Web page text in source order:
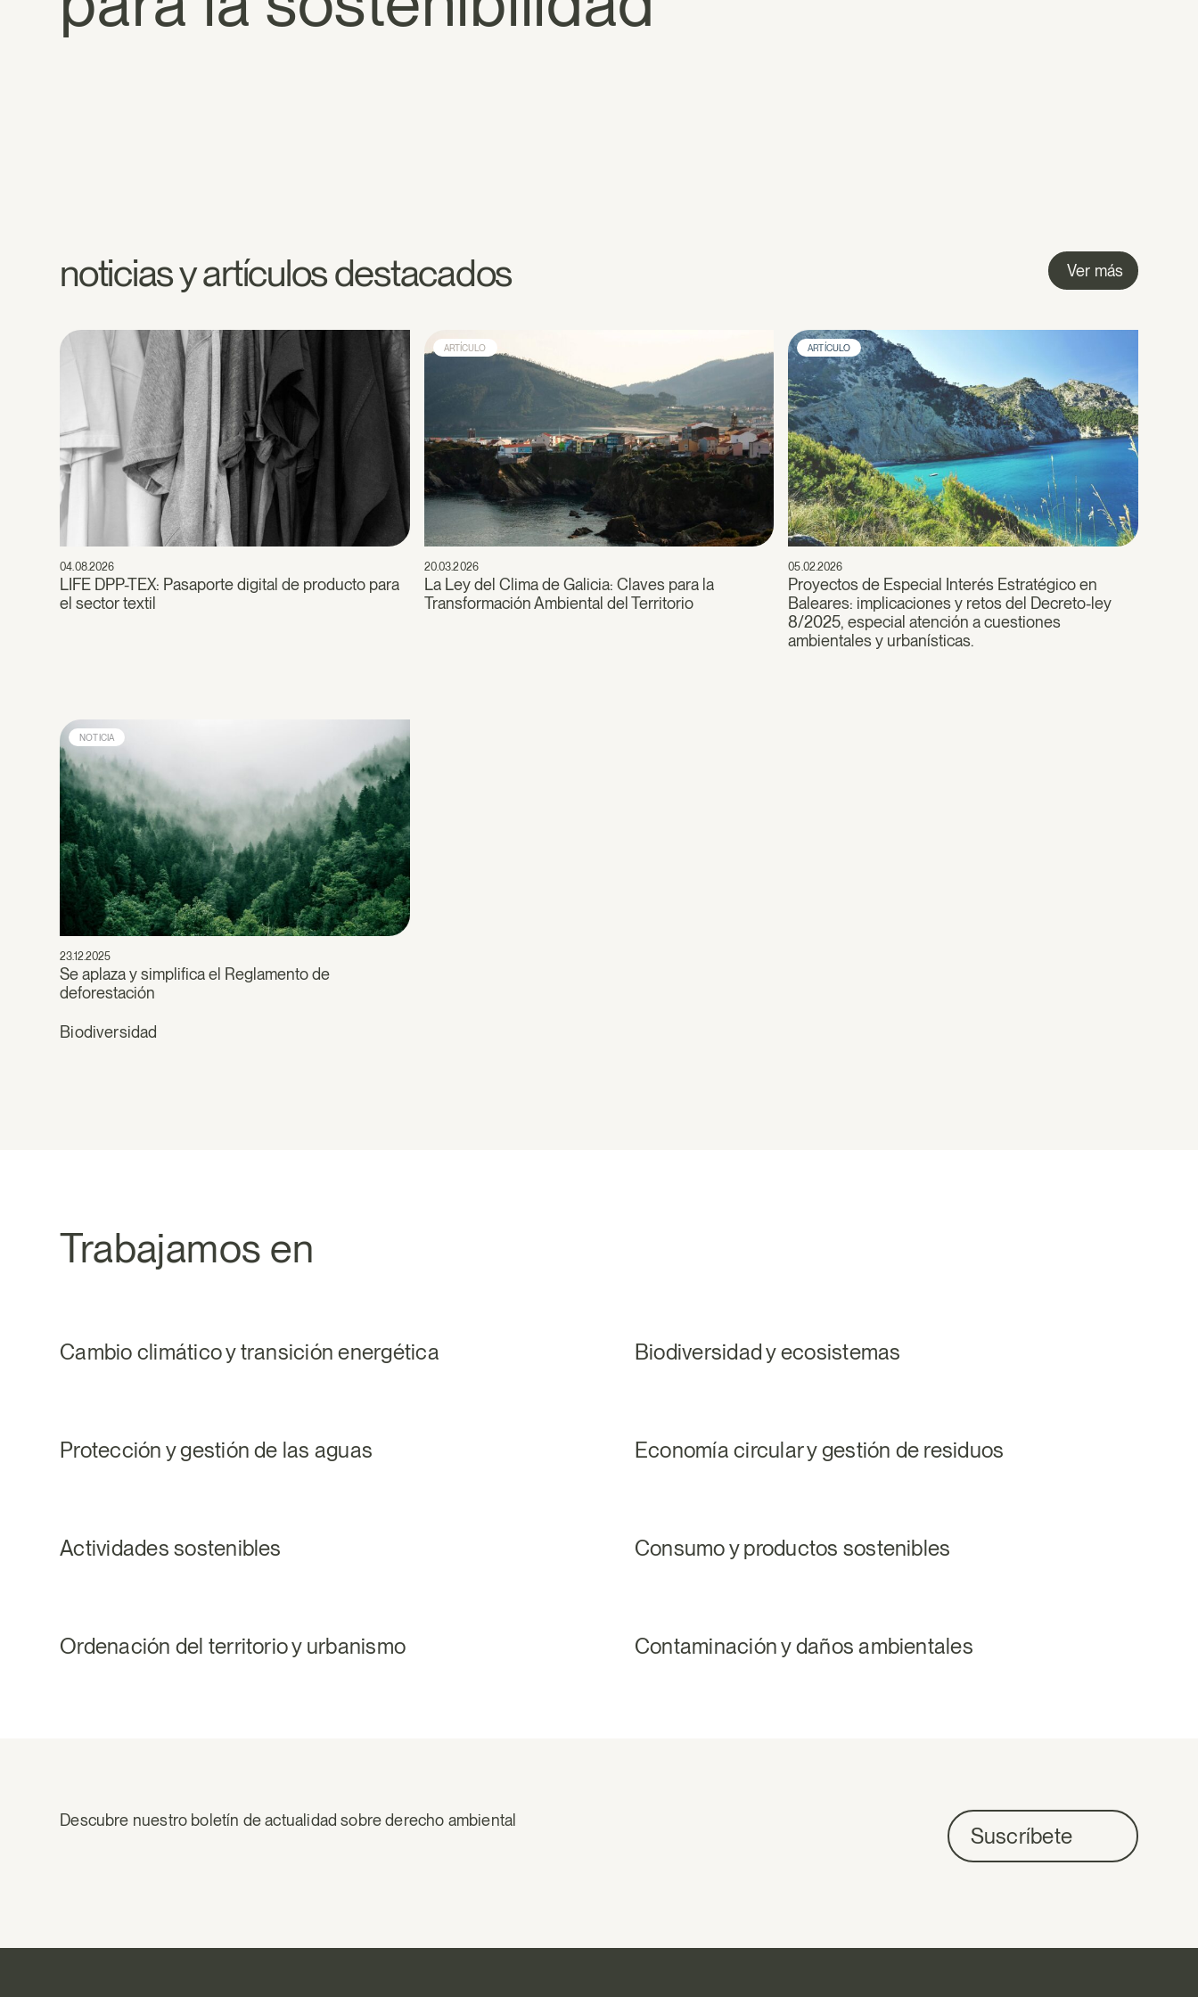
noticias y artículos destacados Ver más
04.08.2026
LIFE DPP-TEX: Pasaporte digital de producto para
el sector textil
ARTÍCULO
20.03.2026
La Ley del Clima de Galicia: Claves para la
Transformación Ambiental del Territorio
ARTÍCULO
05.02.2026
Proyectos de Especial Interés Estratégico en
Baleares: implicaciones y retos del Decreto-ley
8/2025, especial atención a cuestiones
ambientales y urbanísticas.
NOTICIA
23.12.2025
Se aplaza y simplifica el Reglamento de
deforestación
Biodiversidad
Trabajamos en
Cambio climático y transición energética Biodiversidad y ecosistemas
Protección y gestión de las aguas Economía circular y gestión de residuos
Actividades sostenibles Consumo y productos sostenibles
Ordenación del territorio y urbanismo Contaminación y daños ambientales
Descubre nuestro boletín de actualidad sobre derecho ambiental
Suscríbete